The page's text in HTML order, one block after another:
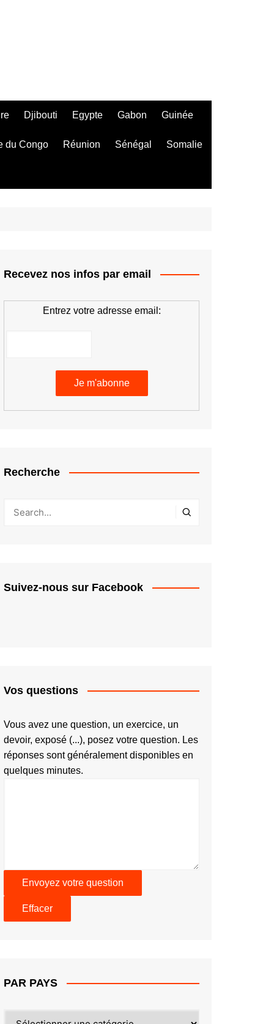
Djibouti Egypte Gabon Guinée
du Congo Réunion Sénégal Somalie
Recevez nos infos par email
Entrez votre adresse email:
Recherche
Suivez-nous sur Facebook
Vos questions
Vous avez une question, un exercice, un
devoir, exposé (...), posez votre question. Les
réponses sont généralement disponibles en
quelques minutes.
PAR PAYS